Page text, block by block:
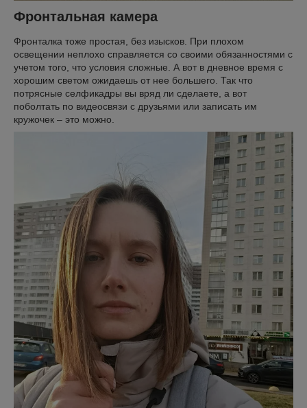
Фронтальная камера
Фронталка тоже простая, без изысков. При плохом
освещении неплохо справляется со своими обязанностями с
учетом того, что условия сложные. А вот в дневное время с
хорошим светом ожидаешь от нее большего. Так что
потрясные селфикадры вы вряд ли сделаете, а вот
поболтать по видеосвязи с друзьями или записать им
кружочек – это можно.